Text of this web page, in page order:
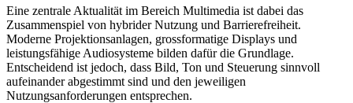
Eine zentrale Aktualität im Bereich Multimedia ist dabei das
Zusammenspiel von hybrider Nutzung und Barrierefreiheit.
Moderne Projektionsanlagen, grossformatige Displays und
leistungsfähige Audiosysteme bilden dafür die Grundlage.
Entscheidend ist jedoch, dass Bild, Ton und Steuerung sinnvoll
aufeinander abgestimmt sind und den jeweiligen
Nutzungsanforderungen entsprechen.